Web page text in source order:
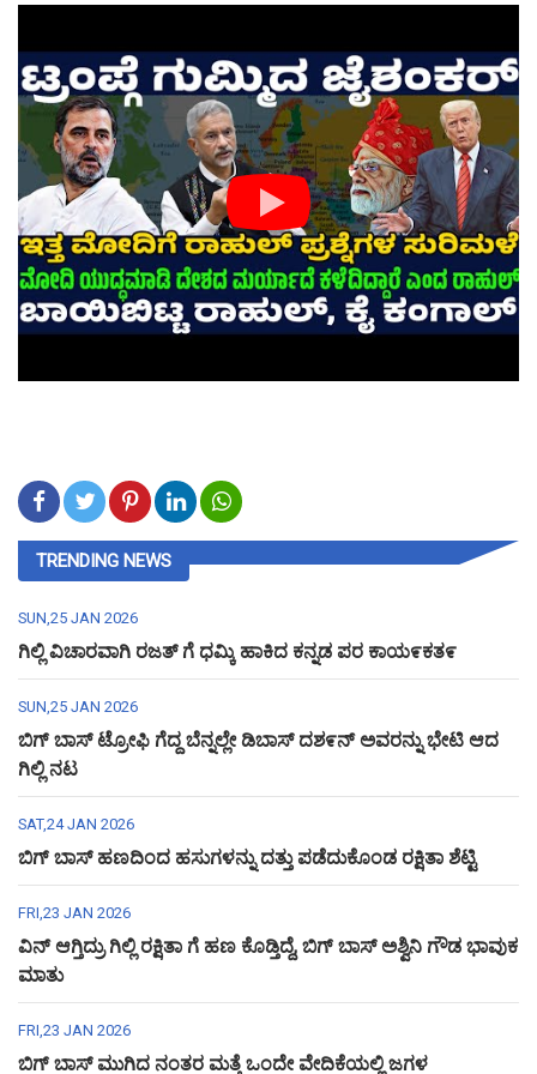
TRENDING NEWS
SUN,25 JAN 2026
ಗಿಲ್ಲಿ ವಿಚಾರವಾಗಿ ರಜತ್ ಗೆ ಧಮ್ಕಿ ಹಾಕಿದ ಕನ್ನಡ ಪರ ಕಾಯ೯ಕತ೯
SUN,25 JAN 2026
ಬಿಗ್ ಬಾಸ್ ಟ್ರೋಫಿ ಗೆದ್ದ ಬೆನ್ನಲ್ಲೇ ಡಿಬಾಸ್ ದಶ೯ನ್ ಅವರನ್ನು ಭೇಟಿ ಆದ
ಗಿಲ್ಲಿ ನಟ
SAT,24 JAN 2026
ಬಿಗ್ ಬಾಸ್ ಹಣದಿಂದ ಹಸುಗಳನ್ನು ದತ್ತು ಪಡೆದುಕೊಂಡ ರಕ್ಷಿತಾ ಶೆಟ್ಟಿ
FRI,23 JAN 2026
ವಿನ್ ಆಗ್ತಿದ್ರು ಗಿಲ್ಲಿ ರಕ್ಷಿತಾ ಗೆ ಹಣ ಕೊಡ್ತಿದ್ದೆ, ಬಿಗ್ ಬಾಸ್ ಅಶ್ವಿನಿ ಗೌಡ ಭಾವುಕ
ಮಾತು
FRI,23 JAN 2026
ಬಿಗ್ ಬಾಸ್ ಮುಗಿದ ನಂತರ ಮತ್ತೆ ಒಂದೇ ವೇದಿಕೆಯಲ್ಲಿ ಜಗಳ